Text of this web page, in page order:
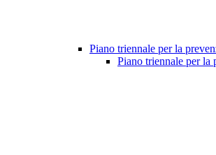
Piano triennale per la
Piano triennale per la